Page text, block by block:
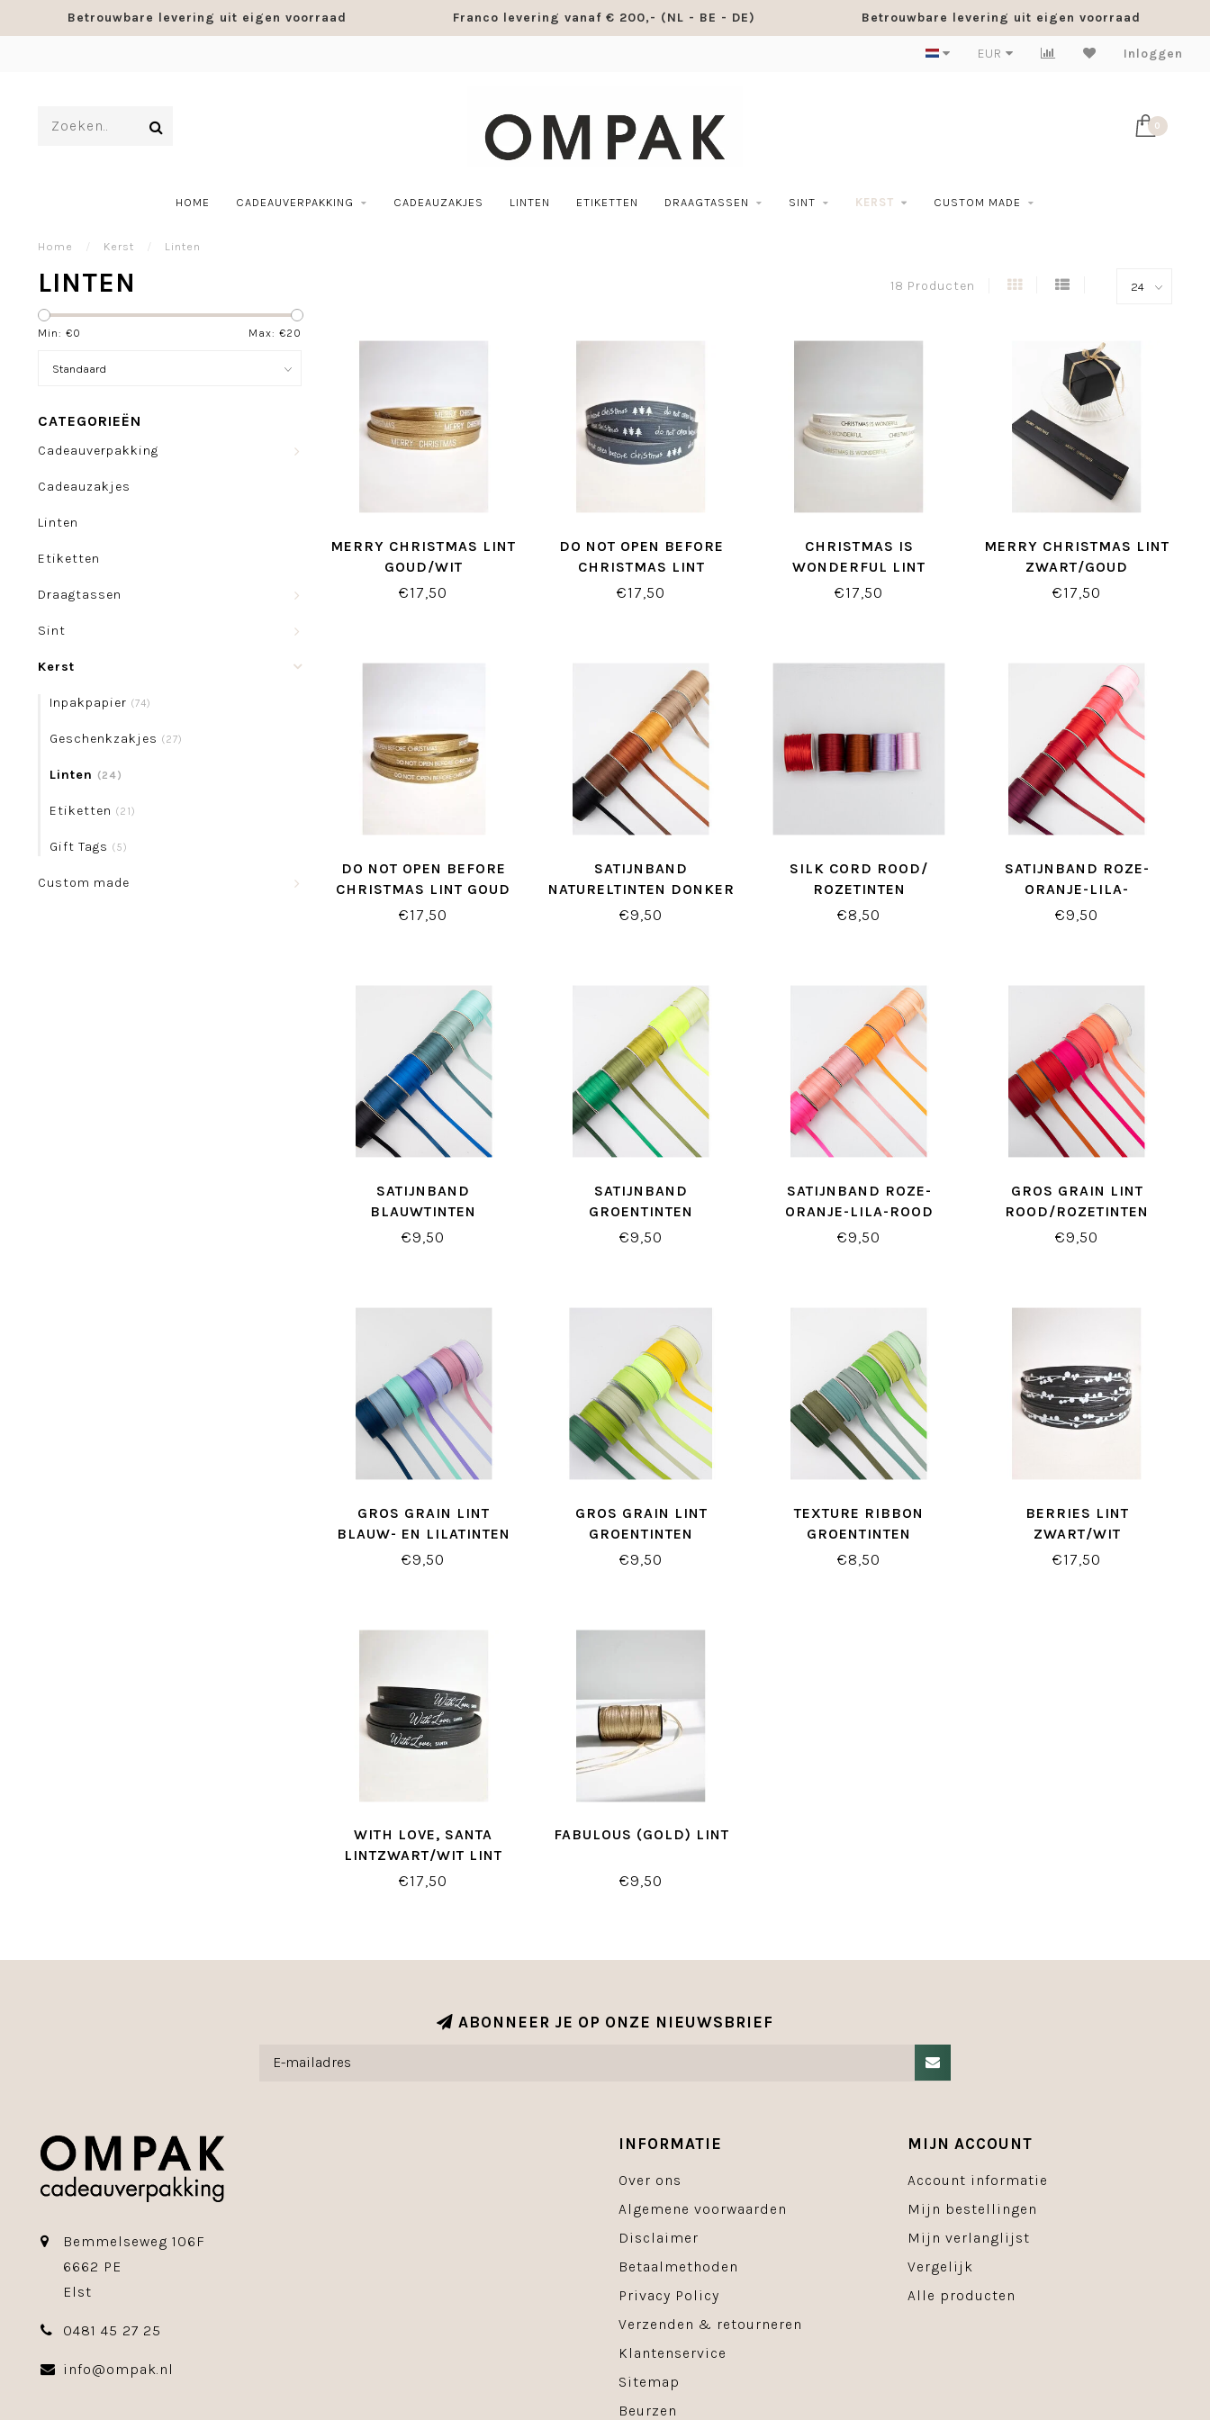
Betrouwbare levering uit eigen voorraad Franco levering vanaf € 200,- (NL - BE - DE) Betrouwbare levering uit eigen voorraad
EUR Inloggen
0
HOME CADEAUVERPAKKING CADEAUZAKJES LINTEN ETIKETTEN DRAAGTASSEN SINT KERST CUSTOM MADE
Home / Kerst / Linten
LINTEN 18 Producten
Min: €0 Max: €20
CATEGORIEËN
Cadeauverpakking
Cadeauzakjes
Linten
Etiketten
Draagtassen
Sint
Kerst
Inpakpapier (74)
Geschenkzakjes (27)
Linten (24)
Etiketten (21)
Gift Tags (5)
Custom made
MERRY CHRISTMAS LINT
GOUD/WIT
€17,50
DO NOT OPEN BEFORE
CHRISTMAS LINT
GRIJS/WIT
€17,50
CHRISTMAS IS
WONDERFUL LINT
WIT/GOUD
€17,50
MERRY CHRISTMAS LINT
ZWART/GOUD
€17,50
DO NOT OPEN BEFORE
CHRISTMAS LINT GOUD
€17,50
SATIJNBAND
NATURELTINTEN DONKER
€9,50
SILK CORD ROOD/
ROZETINTEN
€8,50
SATIJNBAND ROZE-
ORANJE-LILA-
ROODTINTEN
€9,50
SATIJNBAND
BLAUWTINTEN
€9,50
SATIJNBAND
GROENTINTEN
€9,50
SATIJNBAND ROZE-
ORANJE-LILA-ROOD
€9,50
GROS GRAIN LINT
ROOD/ROZETINTEN
€9,50
GROS GRAIN LINT
BLAUW- EN LILATINTEN
€9,50
GROS GRAIN LINT
GROENTINTEN
€9,50
TEXTURE RIBBON
GROENTINTEN
€8,50
BERRIES LINT
ZWART/WIT
€17,50
WITH LOVE, SANTA
LINTZWART/WIT LINT
€17,50
FABULOUS (GOLD) LINT
€9,50
ABONNEER JE OP ONZE NIEUWSBRIEF
Bemmelseweg 106F
6662 PE
Elst
0481 45 27 25
info@ompak.nl
INFORMATIE
Over ons
Algemene voorwaarden
Disclaimer
Betaalmethoden
Privacy Policy
Verzenden & retourneren
Klantenservice
Sitemap
Beurzen
MIJN ACCOUNT
Account informatie
Mijn bestellingen
Mijn verlanglijst
Vergelijk
Alle producten